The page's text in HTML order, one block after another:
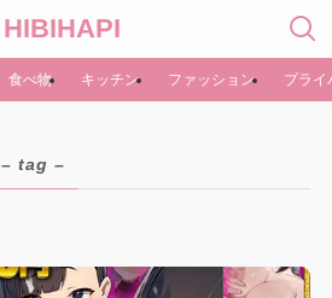
HIBIHAPI
食べ物 キッチン ファッション プライ
– tag –